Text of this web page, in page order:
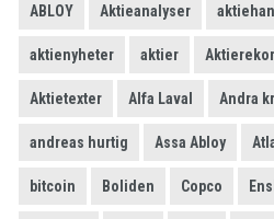
ABLOY Aktieanalyser
aktienyheter aktier
Aktietexter Alfa Laval Andra
andreas hurtig Assa Abloy
bitcoin Boliden Copco